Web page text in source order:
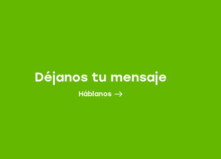
Déjanos tu mensaje
Háblanos